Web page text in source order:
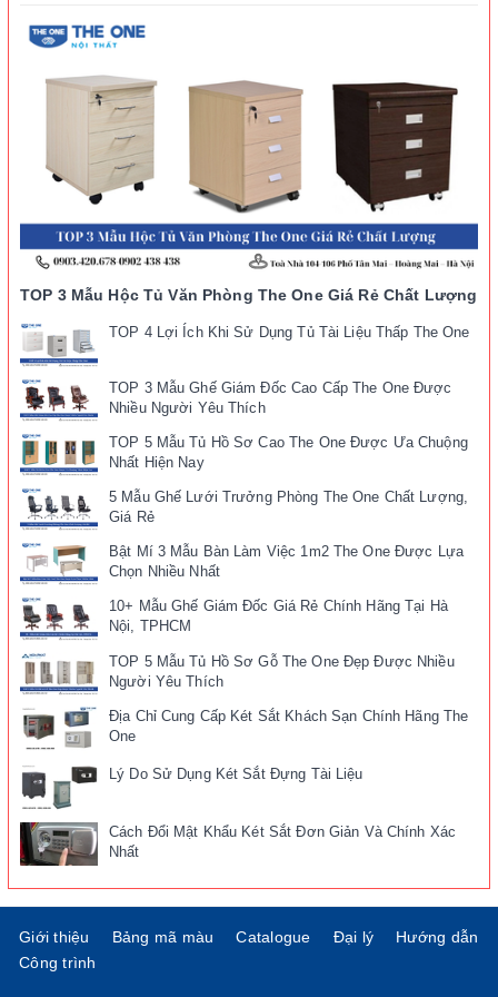
TOP 3 Mẫu Hộc Tủ Văn Phòng The One Giá Rẻ Chất Lượng
TOP 4 Lợi Ích Khi Sử Dụng Tủ Tài Liệu Thấp The One
TOP 3 Mẫu Ghế Giám Đốc Cao Cấp The One Được
Nhiều Người Yêu Thích
TOP 5 Mẫu Tủ Hồ Sơ Cao The One Được Ưa Chuộng
Nhất Hiện Nay
5 Mẫu Ghế Lưới Trưởng Phòng The One Chất Lượng,
Giá Rẻ
Bật Mí 3 Mẫu Bàn Làm Việc 1m2 The One Được Lựa
Chọn Nhiều Nhất
10+ Mẫu Ghế Giám Đốc Giá Rẻ Chính Hãng Tại Hà
Nội, TPHCM
TOP 5 Mẫu Tủ Hồ Sơ Gỗ The One Đẹp Được Nhiều
Người Yêu Thích
Địa Chỉ Cung Cấp Két Sắt Khách Sạn Chính Hãng The
One
Lý Do Sử Dụng Két Sắt Đựng Tài Liệu
Cách Đổi Mật Khẩu Két Sắt Đơn Giản Và Chính Xác
Nhất
Giới thiệu Bảng mã màu Catalogue Đại lý
Hướng dẫn
Công trình